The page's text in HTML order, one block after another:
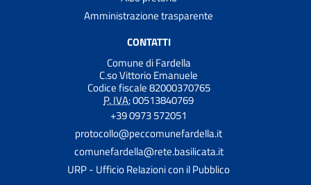
Amministrazione trasparente
CONTATTI
Comune di Fardella
C.so Vittorio Emanuele
Codice fiscale 82000370765
P. IVA:00513840769
+39 0973 572051
protocollo@peccomunefardella.it
comunefardella@rete.basilicata.it
URP - Ufficio Relazioni con il Pubblico